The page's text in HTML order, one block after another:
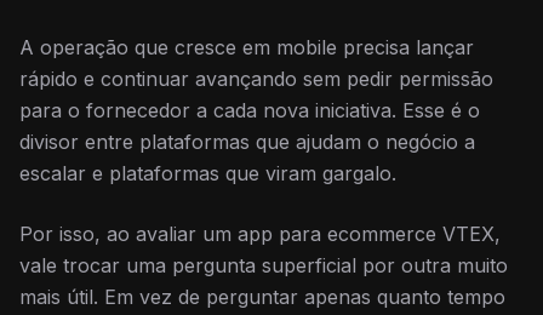
A operação que cresce em mobile precisa lançar
rápido e continuar avançando sem pedir permissão
para o fornecedor a cada nova iniciativa. Esse é o
divisor entre plataformas que ajudam o negócio a
escalar e plataformas que viram gargalo.
Por isso, ao avaliar um app para ecommerce VTEX,
vale trocar uma pergunta superficial por outra muito
mais útil. Em vez de perguntar apenas quanto tempo